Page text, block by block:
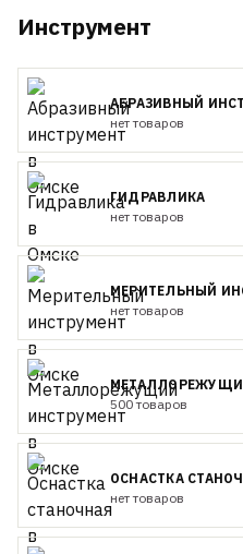
Инструмент
АБРАЗИВНЫЙ
нет товаров
ГИДРАВЛИКА
нет товаров
МЕРИТЕЛЬНЫЙ
нет товаров
500 товаров
ОСНАСТКА
нет товаров